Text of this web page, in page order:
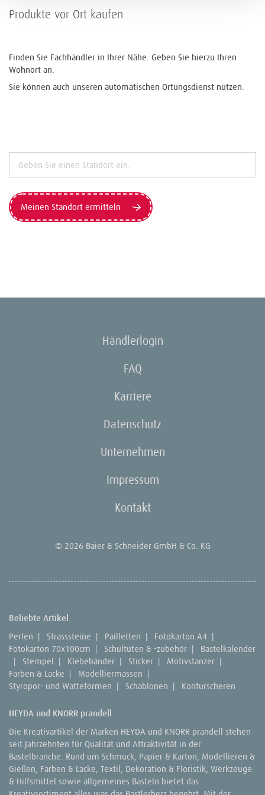
Produkte vor Ort kaufen
Finden Sie Fachhändler in Ihrer Nähe. Geben Sie hierzu Ihren
Wohnort an.
Sie können auch unseren automatischen Ortungsdienst nutzen.
Meinen Standort ermitteln
Händlerlogin
FAQ
Karriere
Datenschutz
Unternehmen
Impressum
Kontakt
© 2026 Baier & Schneider GmbH & Co. KG
Beliebte Artikel
Perlen | Strasssteine | Pailletten | Fotokarton A4 |
Fotokarton 70x100cm | Schultüten & -zubehör |
Bastelkalender
|
Stempel | Klebebänder | Sticker | Motivstanzer |
Farben & Lacke | Modelliermassen |
Styropor- und Watteformen | Schablonen | Konturscheren
HEYDA und KNORR prandell
Die Kreativartikel der Marken HEYDA und KNORR prandell stehen
seit Jahrzehnten für Qualität und Attraktivität in der
Bastelbranche. Rund um Schmuck, Papier & Karton, Modellieren &
Gießen, Farben & Lacke, Textil, Dekoration & Floristik, Werkzeuge
& Hilfsmittel sowie allgemeines Basteln bietet das